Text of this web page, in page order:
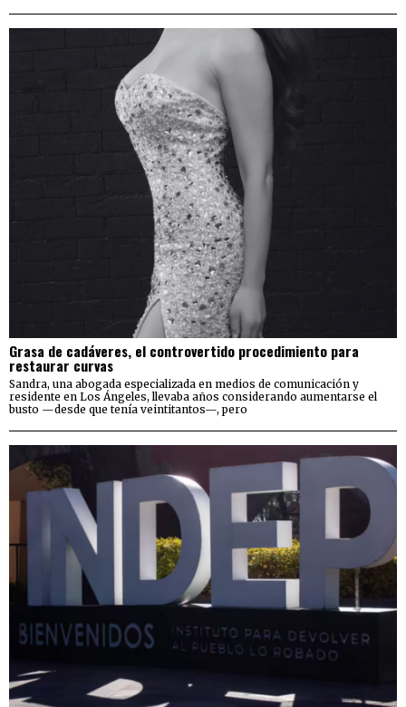
Grasa de cadáveres, el controvertido procedimiento para
restaurar curvas
Sandra, una abogada especializada en medios de comunicación y
residente en Los Ángeles, llevaba años considerando aumentarse el
busto —desde que tenía veintitantos—, pero